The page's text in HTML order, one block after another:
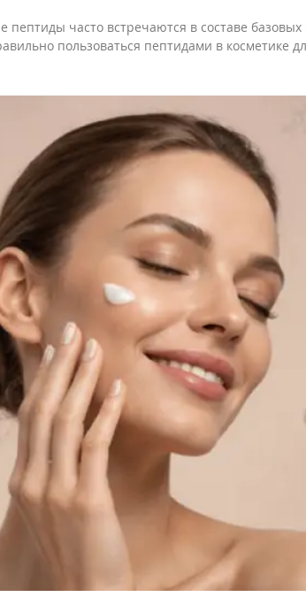
пептиды часто встречаются в составе
пользоваться пептидами в косметике